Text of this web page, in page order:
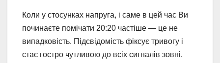
Коли у стосунках напруга, і саме в цей час Ви
починаєте помічати 20:20 частіше — це не
випадковість. Підсвідомість фіксує тривогу і
стає гостро чутливою до всіх сигналів зовні.